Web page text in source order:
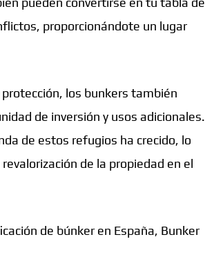
proporcionándote un lugar
los bunkers también
de inversión y usos adicionales.
de estos refugios ha crecido, lo
de la propiedad en el
de búnker en España, Bunker